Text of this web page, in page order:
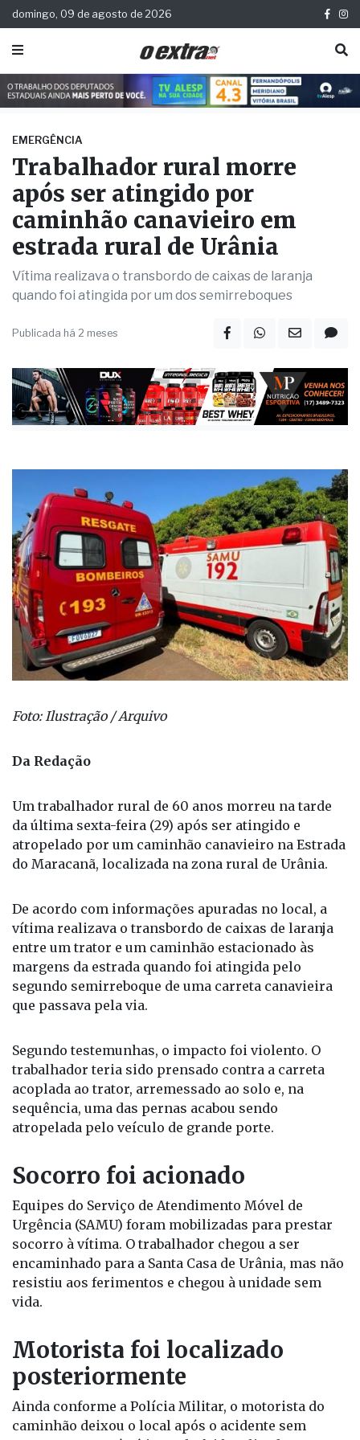
domingo, 09 de agosto de 2026
EMERGÊNCIA
Trabalhador rural morre
após ser atingido por
caminhão canavieiro em
estrada rural de Urânia
quando foi atingida por um dos semirreboques
Publicada há 2 meses
Da Redação
da última sexta-feira (29) após ser atingido e
atropelado por um caminhão canavieiro na Estrada
do Maracanã, localizada na zona rural de Urânia.
De acordo com informações apuradas no local, a
vítima realizava o transbordo de caixas de laranja
margens da estrada quando foi atingida pelo
segundo semirreboque de uma carreta canavieira
que passava pela via.
Segundo testemunhas, o impacto foi violento. O
acoplada ao trator, arremessado ao solo e, na
sequência, uma das pernas acabou sendo
atropelada pelo veículo de grande porte.
Socorro foi acionado
Equipes do Serviço de Atendimento Móvel de
Urgência (SAMU) foram mobilizadas para prestar
encaminhado para a Santa Casa de Urânia, mas não
resistiu aos ferimentos e chegou à unidade sem
vida.
Motorista foi localizado